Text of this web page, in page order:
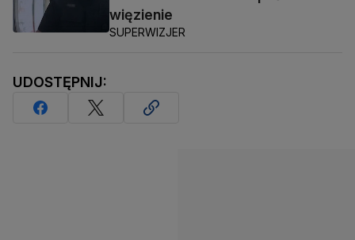
więzienie
SUPERWIZJER
UDOSTĘPNIJ: